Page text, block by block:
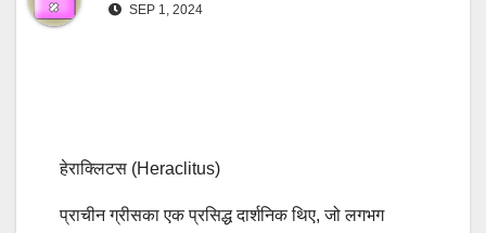
SEP 1, 2024
हेराक्लिटस (Heraclitus)
प्राचीन ग्रीसका एक प्रसिद्ध दार्शनिक थिए, जो लगभग